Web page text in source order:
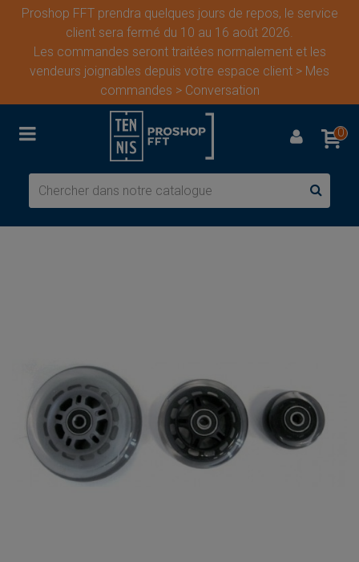
Proshop FFT prendra quelques jours de repos, le service
client sera fermé du 10 au 16 août 2026.
Les commandes seront traitées normalement et les
vendeurs joignables depuis votre espace client > Mes
commandes > Conversation
0